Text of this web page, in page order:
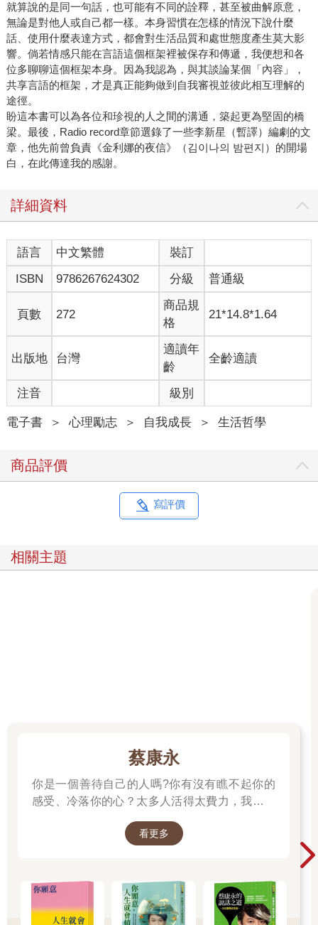
就算說的是同一句話，也可能有不同的詮釋，甚至被曲解原意，
無論是對他人或自己都一樣。本身習慣在怎樣的情況下說什麼
話、使用什麼表達方式，都會對生活品質和處世態度產生莫大影
響。倘若情感只能在言語這個框架裡被保存和傳遞，我便想和各
位多聊聊這個框架本身。因為我認為，與其談論某個「內容」，
共享言語的框架，才是真正能夠做到自我審視並彼此相互理解的
途徑。
盼這本書可以為各位和珍視的人之間的溝通，築起更為堅固的橋
梁。最後，Radio record章節選錄了一些李新星（暫譯）編劇的文
章，他先前曾負責《金利娜的夜信》（김이나의 밤편지）的開場
白，在此傳達我的感謝。
詳細資料
語言 中文繁體
裝訂
ISBN
9786267624302 分級 普通級
頁數 272
商品規
格
21*14.8*1.64
出版地 台灣
適讀年
齡
全齡適讀
注音 級別
電子書 ＞ 心理勵志 ＞ 自我成長 ＞ 生活哲學
商品評價
寫評價
相關主題
蔡康永
你是一個善待自己的人嗎?你有沒有瞧不起你的
感受、冷落你的心？太多人活得太費力，我想為
舒服、也更滿足的方法。所以我寫了這本書。
看更多